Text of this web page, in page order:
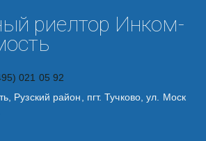
риелтор Инком-
021 05 92
Рузский район, пгт. Тучково, ул. Моск